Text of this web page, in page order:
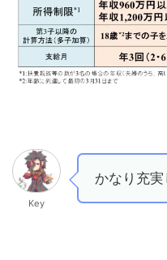
Key
かなり充実